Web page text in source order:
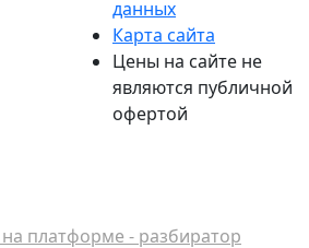
данных
Карта сайта
Цены на сайте не
являются публичной
офертой
платформе - разбиратор